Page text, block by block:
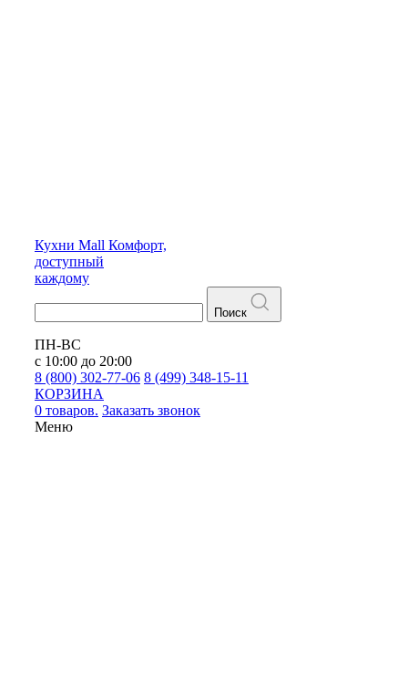
Кухни Mall Комфорт,
доступный
каждому
Поиск
ПН-ВС
с 10:00 до 20:00
8 (800) 302-77-06 8 (499) 348-15-11
КОРЗИНА
0 товаров. Заказать звонок
Меню